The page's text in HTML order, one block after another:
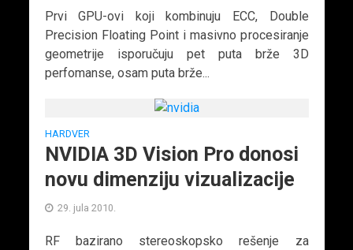
Prvi GPU-ovi koji kombinuju ECC, Double
Precision Floating Point i masivno procesiranje
geometrije isporučuju pet puta brže 3D
perfomanse, osam puta brže...
HARDVER
NVIDIA 3D Vision Pro donosi
novu dimenziju vizualizacije
29. jula 2010.
RF bazirano stereoskopsko rešenje za